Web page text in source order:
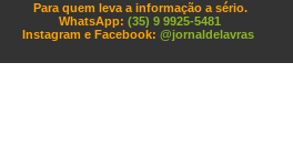
Para quem leva a informação a sério.
WhatsApp: (35) 9 9925-5481
Instagram e Facebook: @jornaldelavras